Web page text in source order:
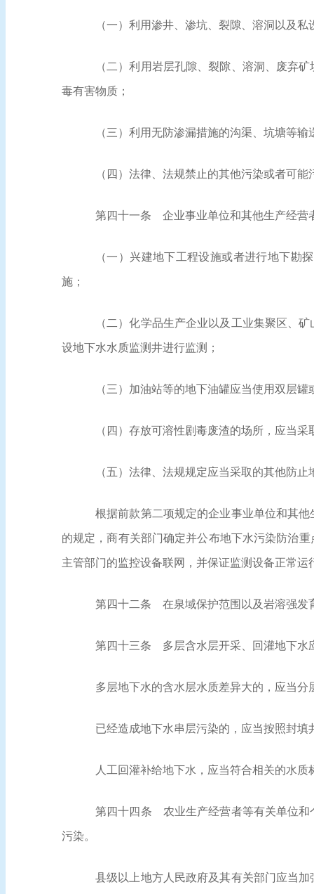
（一）利用渗井、渗坑、裂隙、溶洞以及
（二）利用岩层孔隙、裂隙、溶洞、废弃
毒有害物质；
（三）利用无防渗漏措施的沟渠、坑塘等
（四）法律、法规禁止的其他污染或者可
第四十一条 企业事业单位和其他生产经营
（一）兴建地下工程设施或者进行地下勘
施；
（二）化学品生产企业以及工业集聚区、
设地下水水质监测井进行监测；
（三）加油站等的地下油罐应当使用双层
（四）存放可溶性剧毒废渣的场所，应当
（五）法律、法规规定应当采取的其他防
根据前款第二项规定的企业事业单位和其
的规定，商有关部门确定并公布地下水污染防治
主管部门的监控设备联网，并保证监测设备正常运
第四十二条 在泉域保护范围以及岩溶强发
第四十三条 多层含水层开采、回灌地下水
多层地下水的含水层水质差异大的，应当
已经造成地下水串层污染的，应当按照封
人工回灌补给地下水，应当符合相关的水
第四十四条 农业生产经营者等有关单位和
污染。
县级以上地方人民政府及其有关部门应当